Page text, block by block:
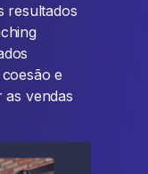
resultados
e
as vendas